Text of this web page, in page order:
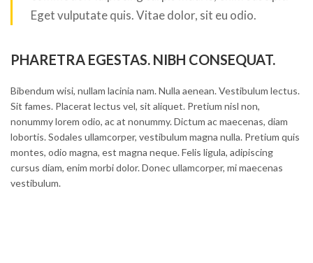
Eget vulputate quis. Vitae dolor, sit eu odio.
PHARETRA EGESTAS. NIBH CONSEQUAT.
Bibendum wisi, nullam lacinia nam. Nulla aenean. Vestibulum lectus.
Sit fames. Placerat lectus vel, sit aliquet. Pretium nisl non,
nonummy lorem odio, ac at nonummy. Dictum ac maecenas, diam
lobortis. Sodales ullamcorper, vestibulum magna nulla. Pretium quis
montes, odio magna, est magna neque. Felis ligula, adipiscing
cursus diam, enim morbi dolor. Donec ullamcorper, mi maecenas
vestibulum.